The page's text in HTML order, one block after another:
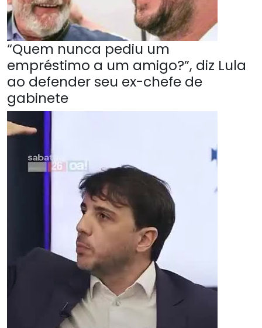
“Quem nunca pediu um
empréstimo a um amigo?”, diz Lula
ao defender seu ex-chefe de
gabinete